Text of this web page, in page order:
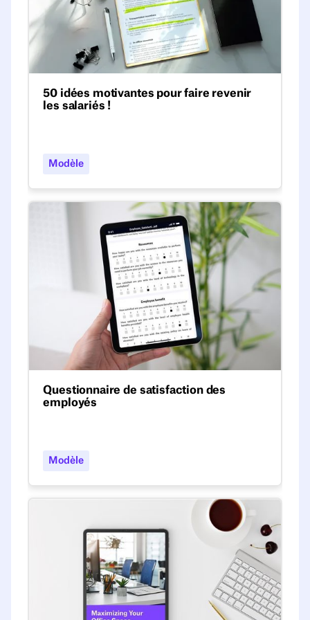
50 idées motivantes pour faire revenir
les salariés !
partager à nouveau bureaux et salles de
Modèle
Questionnaire de satisfaction des employés
Questionnaire de satisfaction des
employés
grâce à notre guide approfondi et à notre
Modèle
Livre blanc Optimisation de l'espace